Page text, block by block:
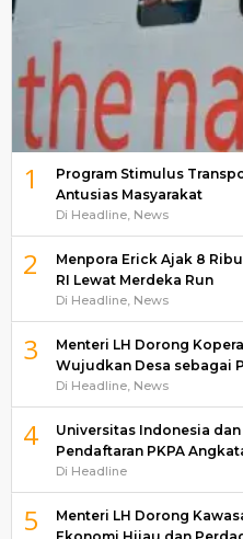
1
Program Stimulus
Antusias Masyarakat
Di Headline, News
2
Menpora Erick Ajak 8
RI Lewat Merdeka Run
Di Headline, News
3
Menteri LH Dorong
Wujudkan Desa sebagai
Di Headline, News
4
Universitas Indonesia
Pendaftaran PKPA
Di Headline
5
Menteri LH Dorong